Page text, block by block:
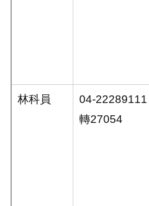
林科員
04-22289111
轉27054